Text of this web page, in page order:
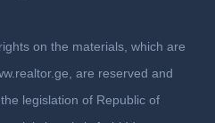
on the materials, which are
are reserved and
legislation of Republic of